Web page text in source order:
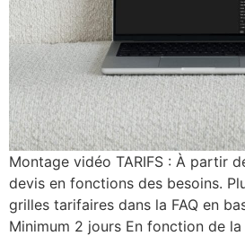
Montage vidéo TARIFS : À partir
devis en fonctions des besoins.
grilles tarifaires dans la FAQ en
Minimum 2 jours En fonction de